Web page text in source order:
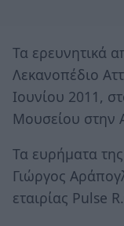
Τα ερευνητικά
Λεκανοπέδιο
Ιουνίου 2011,
Μουσείου στην
Τα ευρήματα
Γιώργος
εταιρίας Pulse